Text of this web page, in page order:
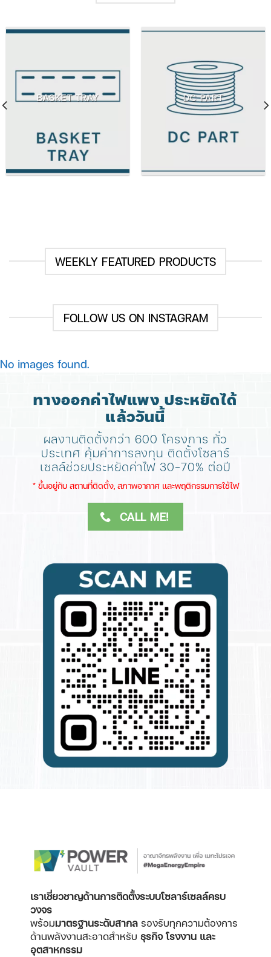
BASKET TRAY DC PART
WEEKLY FEATURED PRODUCTS
FOLLOW US ON INSTAGRAM
No images found.
ทางออกค่าไฟแพง ประหยัดได้
แล้ววันนี้
ผลงานติดตั้งกว่า 600 โครงการ ทั่ว
ประเทศ คุ้มค่าการลงทุน ติดตั้งโซลาร์
เซลล์ช่วยประหยัดค่าไฟ 30-70% ต่อปี
​* ขึ้นอยู่กับ สถานที่ติดตั้ง, สภาพอากาศ​ และพฤติกรรมการใช้ไฟ
CALL ME!
เราเชี่ยวชาญด้านการติดตั้งระบบโซลาร์เซลล์ครบ
วงจร
พร้อมมาตรฐานระดับสากล รองรับทุกความต้องการ
ด้านพลังงานสะอาดสำหรับ ธุรกิจ โรงงาน และ
อุตสาหกรรม